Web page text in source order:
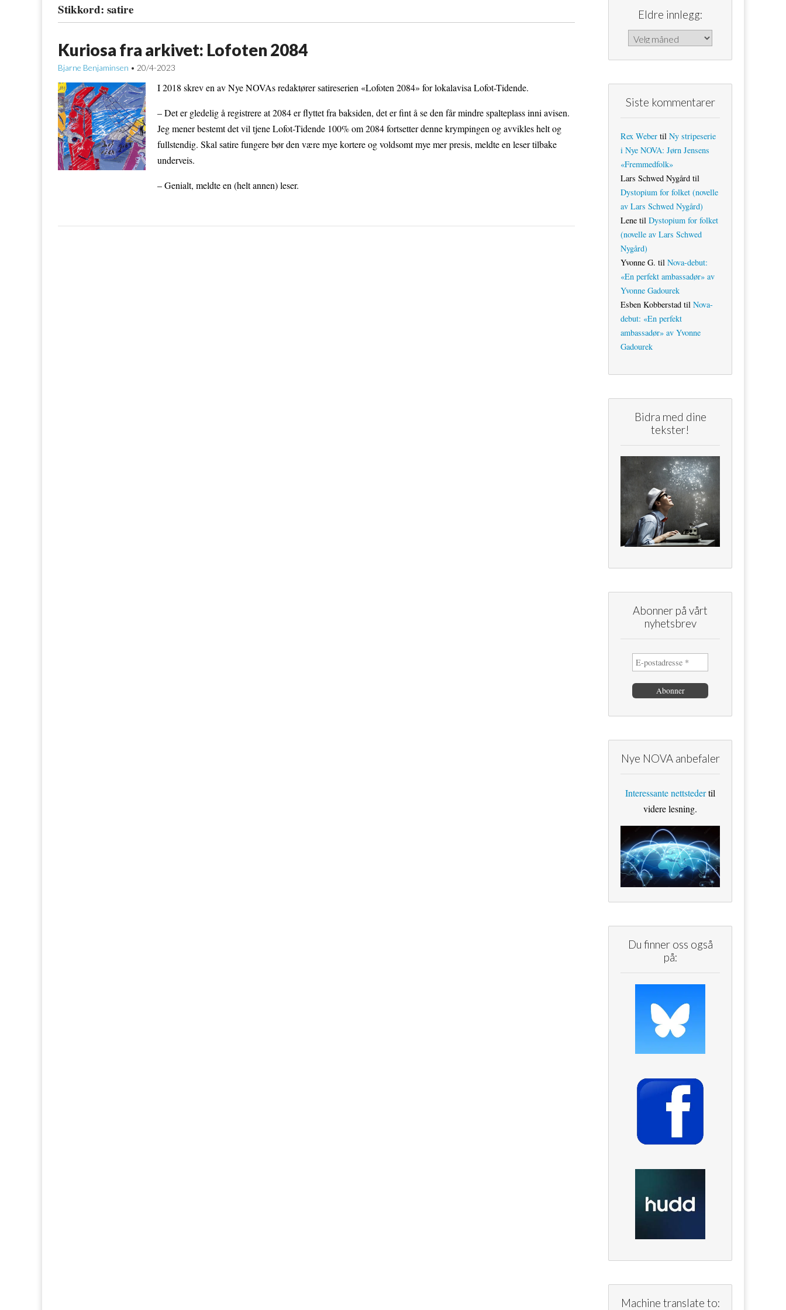
Stikkord: satire
Kuriosa fra arkivet: Lofoten 2084
Bjarne Benjaminsen • 20/4-2023
I 2018 skrev en av Nye NOVAs redaktører satireserien «Lofoten 2084» for lokalavisa Lofot-Tidende.
– Det er gledelig å registrere at 2084 er flyttet fra baksiden, det er fint å se den får mindre spalteplass inni avisen.
Jeg mener bestemt det vil tjene Lofot-Tidende 100% om 2084 fortsetter denne krympingen og avvikles helt og
fullstendig. Skal satire fungere bør den være mye kortere og voldsomt mye mer presis, meldte en leser tilbake
underveis.
– Genialt, meldte en (helt annen) leser.
Eldre innlegg:
Eldre innlegg:
Siste kommentarer
Rex Weber til Ny stripeserie
i Nye NOVA: Jørn Jensens
«Fremmedfolk»
Lars Schwed Nygård til
Dystopium for folket (novelle
av Lars Schwed Nygård)
Lene til Dystopium for folket
(novelle av Lars Schwed
Nygård)
Yvonne G. til Nova-debut:
«En perfekt ambassadør» av
Yvonne Gadourek
Esben Kobberstad til Nova-
debut: «En perfekt
ambassadør» av Yvonne
Gadourek
Bidra med dine
tekster!
Abonner på vårt
nyhetsbrev
Nye NOVA anbefaler
Interessante nettstedertil
videre lesning.
Du finner oss også
på:
Machine translate to: